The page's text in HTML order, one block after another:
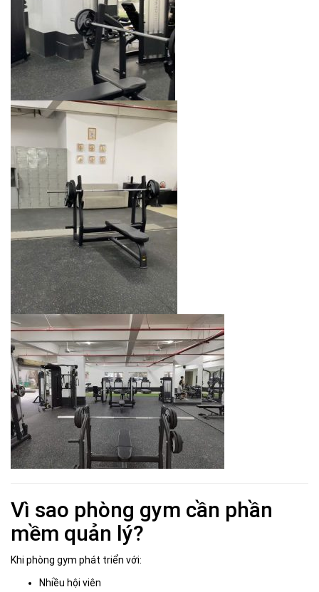
Vì sao phòng gym cần phần
mềm quản lý?
Khi phòng gym phát triển với:
Nhiều hội viên